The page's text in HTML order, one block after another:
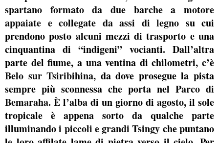
spartano formato da due barche a motore
appaiate e collegate da assi di legno su cui
prendono posto alcuni mezzi di trasporto e una
cinquantina di “indigeni” vocianti. Dall’altra
parte del fiume, a una ventina di chilometri, c’è
Belo sur Tsiribihina, da dove prosegue la pista
sempre più sconnessa che porta nel Parco di
Bemaraha. È l’alba di un giorno di agosto, il sole
tropicale è appena sorto da qualche parte
illuminandoi piccoli e grandi Tsingy che puntano